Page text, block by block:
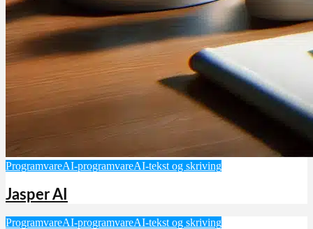
ProgramvareAI-programvareAI-tekst og skriving
Jasper AI
ProgramvareAI-programvareAI-tekst og skriving